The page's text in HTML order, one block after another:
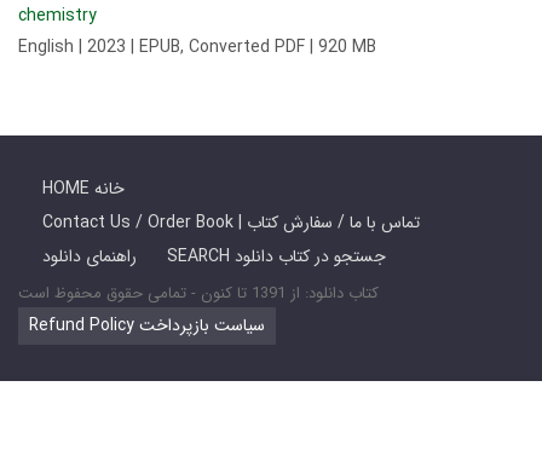
chemistry
English | 2023 | EPUB, Converted PDF | 920 MB
HOME خانه
Contact Us / Order Book | تماس با ما / سفارش کتاب
راهنمای دانلود
SEARCH جستجو در کتاب دانلود
کتاب دانلود: از 1391 تا کنون - تمامی حقوق محفوظ است
Refund Policy سیاست بازپرداخت